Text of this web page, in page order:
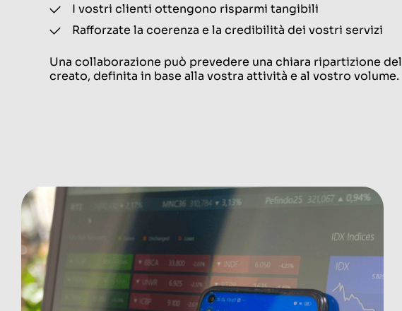
I vostri clienti ottengono risparmi tangibili
Rafforzate la coerenza e la credibilità dei vostri servizi
Una collaborazione può prevedere una chiara ripartizione
creato, definita in base alla vostra attività e al vostro volume.